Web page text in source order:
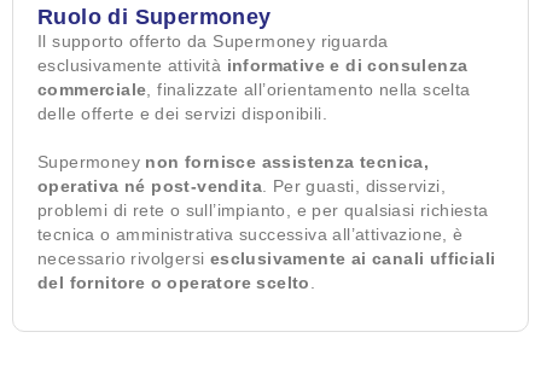
Ruolo di Supermoney
Il supporto offerto da Supermoney riguarda
esclusivamente attività informative e di consulenza
commerciale , finalizzate all’orientamento nella scelta
delle offerte e dei servizi disponibili.
Supermoney non fornisce assistenza tecnica,
operativa né post-vendita . Per guasti, disservizi,
problemi di rete o sull’impianto, e per qualsiasi richiesta
tecnica o amministrativa successiva all’attivazione, è
necessario rivolgersi esclusivamente ai canali ufficiali
del fornitore o operatore scelto